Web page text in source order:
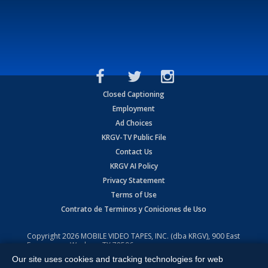
Closed Captioning
Employment
Ad Choices
KRGV-TV Public File
Contact Us
KRGV AI Policy
Privacy Statement
Terms of Use
Contrato de Terminos y Coniciones de Uso
Copyright2026 MOBILE VIDEO TAPES, INC. (dba KRGV), 900 East
Expressway, Weslaco, TX 78596.
All Rights Reserved. Powered by:Ruby Shore Software
Our site uses cookies and tracking technologies for web